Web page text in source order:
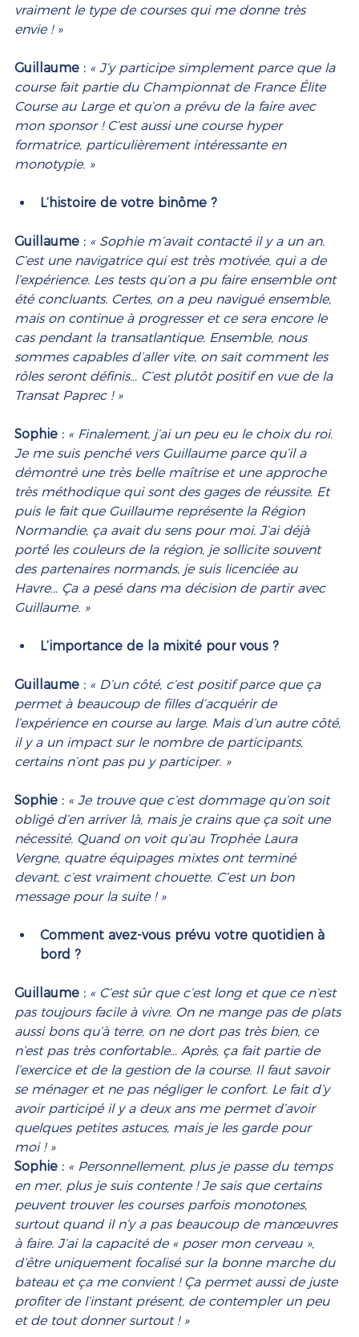
vraiment le type de courses qui me donne très
envie ! »
Guillaume : « J’y participe simplement parce que la
course fait partie du Championnat de France Élite
Course au Large et qu’on a prévu de la faire avec
mon sponsor ! C’est aussi une course hyper
formatrice, particulièrement intéressante en
monotypie. »
L’histoire de votre binôme ?
Guillaume : « Sophie m’avait contacté il y a un an.
C’est une navigatrice qui est très motivée, qui a de
l’expérience. Les tests qu’on a pu faire ensemble ont
été concluants. Certes, on a peu navigué ensemble,
mais on continue à progresser et ce sera encore le
cas pendant la transatlantique. Ensemble, nous
sommes capables d’aller vite, on sait comment les
rôles seront définis… C’est plutôt positif en vue de la
Transat Paprec ! »
Sophie : « Finalement, j’ai un peu eu le choix du roi.
Je me suis penché vers Guillaume parce qu’il a
démontré une très belle maîtrise et une approche
très méthodique qui sont des gages de réussite. Et
puis le fait que Guillaume représente la Région
Normandie, ça avait du sens pour moi. J’ai déjà
porté les couleurs de la région, je sollicite souvent
des partenaires normands, je suis licenciée au
Havre… Ça a pesé dans ma décision de partir avec
Guillaume. »
L’importance de la mixité pour vous ?
Guillaume : « D’un côté, c’est positif parce que ça
permet à beaucoup de filles d’acquérir de
l’expérience en course au large. Mais d’un autre côté,
il y a un impact sur le nombre de participants,
certains n’ont pas pu y participer. »
Sophie : « Je trouve que c’est dommage qu’on soit
obligé d’en arriver là, mais je crains que ça soit une
nécessité. Quand on voit qu’au Trophée Laura
Vergne, quatre équipages mixtes ont terminé
devant, c’est vraiment chouette. C’est un bon
message pour la suite ! »
Comment avez-vous prévu votre quotidien à
bord ?
Guillaume : « C’est sûr que c’est long et que ce n’est
pas toujours facile à vivre. On ne mange pas de plats
aussi bons qu’à terre, on ne dort pas très bien, ce
n’est pas très confortable… Après, ça fait partie de
l’exercice et de la gestion de la course. Il faut savoir
se ménager et ne pas négliger le confort. Le fait d’y
avoir participé il y a deux ans me permet d’avoir
quelques petites astuces, mais je les garde pour
moi ! »
Sophie : « Personnellement, plus je passe du temps
en mer, plus je suis contente ! Je sais que certains
peuvent trouver les courses parfois monotones,
surtout quand il n’y a pas beaucoup de manœuvres
à faire. J’ai la capacité de « poser mon cerveau »,
d’être uniquement focalisé sur la bonne marche du
bateau et ça me convient ! Ça permet aussi de juste
profiter de l’instant présent, de contempler un peu
et de tout donner surtout ! »